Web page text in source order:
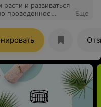
и развиваться
проведенное
Еще